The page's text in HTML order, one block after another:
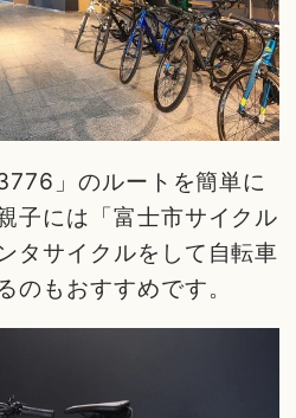
」のルートを簡単に
子には「富士市サイクル
タサイクルをして自転車
のもおすすめです。